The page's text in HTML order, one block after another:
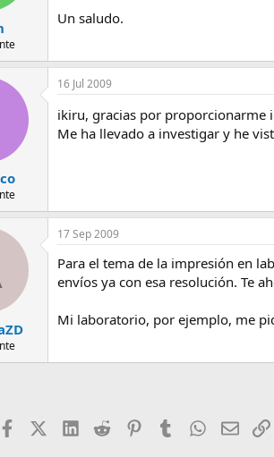
Un saludo.
16 Jul 2009
ikiru, gracias por proporcionarme
Me ha llevado a investigar y he
17 Sep 2009
Para el tema de la impresión en
envíos ya con esa resolución. Te
Mi laboratorio, por ejemplo, me
FacebookX (Twitter)
LinkedIn
Reddit PinterestTumblrWhatsApp
Email